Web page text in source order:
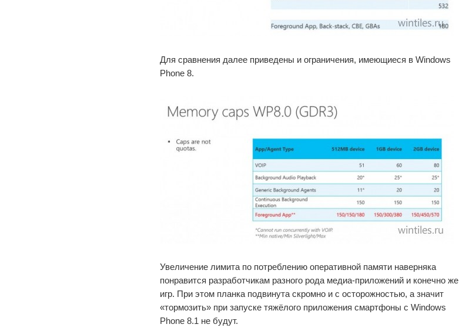
Для сравнения далее приведены и ограничения, имеющиеся в Windows
Phone 8.
Увеличение лимита по потреблению оперативной памяти наверняка
понравится разработчикам разного рода медиа-приложений и конечно же
игр. При этом планка подвинута скромно и с осторожностью, а значит
«тормозить» при запуске тяжёлого приложения смартфоны с Windows
Phone 8.1 не будут.